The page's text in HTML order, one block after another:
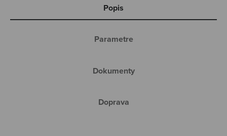
Popis
Parametre
Dokumenty
Doprava